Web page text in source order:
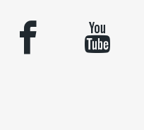
facebook youtube